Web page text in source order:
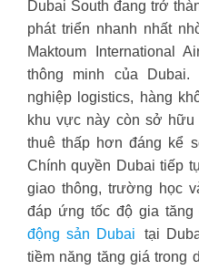
Dubai South đang trở
phát triển nhanh nhất
Maktoum International
thông minh của
nghiệp logistics, hàng
khu vực này còn sở
thuê thấp hơn đáng kể
Chính quyền Dubai tiếp
giao thông, trường học
đáp ứng tốc độ gia
động sản Dubai
tại
tiềm năng tăng giá trong